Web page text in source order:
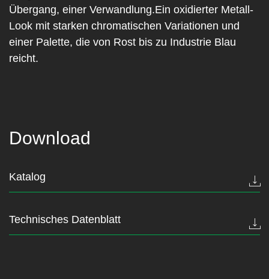
Übergang, einer Verwandlung.Ein oxidierter Metall-
Look mit starken chromatischen Variationen und
einer Palette, die von Rost bis zu Industrie Blau
reicht.
Download
Katalog
Technisches Datenblatt